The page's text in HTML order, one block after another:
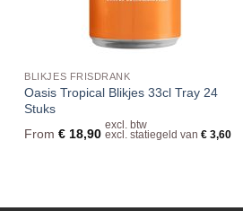
BLIKJES FRISDRANK
Oasis Tropical Blikjes 33cl Tray 24
Stuks
From€ 18,90
excl. btw
excl. statiegeld van€ 3,60